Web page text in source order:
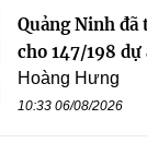
Quảng Ninh đã
cho 147/198
Hoàng Hưng
10:33 06/08/2026